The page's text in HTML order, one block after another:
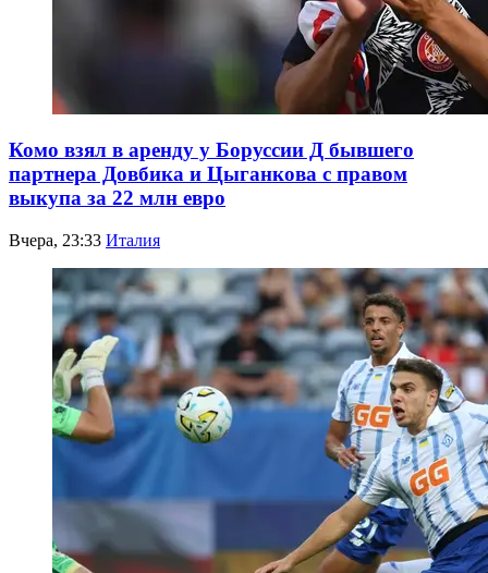
Комо взял в аренду у Боруссии Д бывшего
партнера Довбика и Цыганкова с правом
выкупа за 22 млн евро
Вчера, 23:33 Италия